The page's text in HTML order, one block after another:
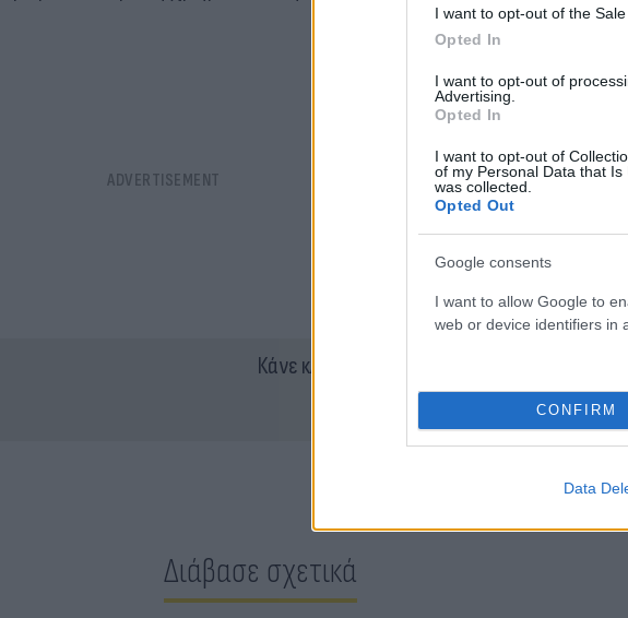
I want to opt-out of the
Opted In
I want to opt-out of
Advertising.
Opted In
I want to opt-out of
of my Personal Data that
was collected.
Opted Out
Google consents
I want to allow Google to
web or device identifiers in
CONFIRM
Data
Κάνε κλικ και δες περισσότερο
Διάβασε σχετικά